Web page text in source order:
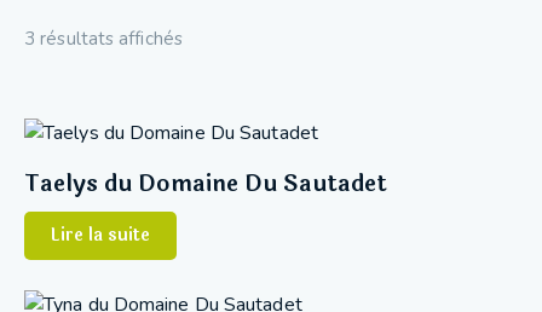
3 résultats affichés
Taelys du Domaine Du Sautadet
Lire la suite